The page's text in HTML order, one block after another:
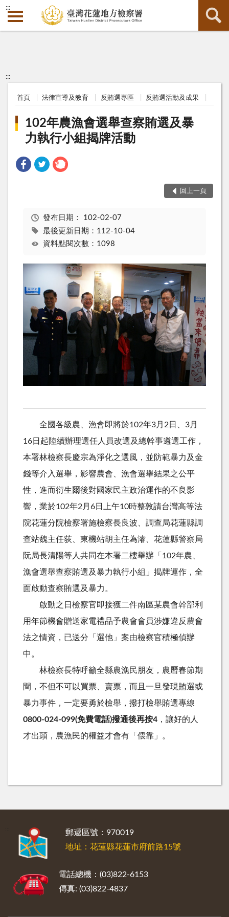
:::
:::
首頁 法律宣導及教育 反賄選專區 反賄選活動及成果
102年農漁會選舉查察賄選及暴
力執行小組揭牌活動
回上一頁
發布日期： 102-02-07
最後更新日期：112-10-04
資料點閱次數：1098
全國各級農、漁會即將於102年3月2日、3月
16日起陸續辦理選任人員改選及總幹事遴選工作，
本署林檢察長慶宗為淨化之選風，並防範暴力及金
錢等介入選舉，影響農會、漁會選舉結果之公平
性，進而衍生爾後對國家民主政治運作的不良影
響，業於102年2月6日上午10時整敦請台灣高等法
院花蓮分院檢察署施檢察長良波、調查局花蓮縣調
查站魏主任荻、東機站胡主任為濬、花蓮縣警察局
阮局長清陽等人共同在本署二樓舉辦「102年農、
漁會選舉查察賄選及暴力執行小組」揭牌運作，全
面啟動查察賄選及暴力。
啟動之日檢察官即接獲二件南區某農會幹部利
用年節機會贈送家電禮品予農會會員涉嫌違反農會
法之情資，已送分「選他」案由檢察官積極偵辦
中。
林檢察長特呼籲全縣農漁民朋友，農曆春節期
間，不但不可以買票、賣票，而且一旦發現賄選或
暴力事件，一定要勇於檢舉，撥打檢舉賄選專線
0800-024-099(免費電話)撥通後再按4 ，讓好的人
才出頭，農漁民的權益才會有「偎靠」。
郵遞區號：970019
地址：花蓮縣花蓮市府前路15號
電話總機：(03)822-6153
傳真: (03)822-4837